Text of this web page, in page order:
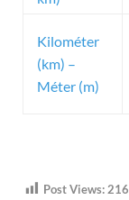
Kilométer
(km) –
Méter (m)
Post Views: 216